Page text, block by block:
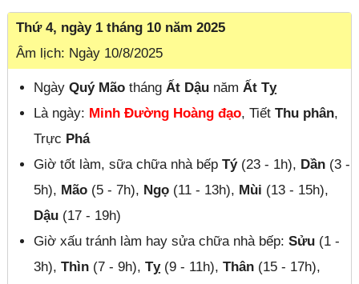
Thứ 4, ngày 1 tháng 10 năm 2025
Âm lịch: Ngày 10/8/2025
NgàyQuý Mão thángẤt Dậu nămẤt Tỵ
Là ngày: Minh Đường Hoàng đạo, TiếtThu phân,
Trực Phá
Giờ tốt làm, sữa chữa nhà bếpTý(23 - 1h), Dần (3 -
5h), Mão (5 - 7h), Ngọ (11 - 13h), Mùi (13 - 15h),
Dậu (17 - 19h)
Giờ xấu tránh làm hay sửa chữa nhà bếp:Sửu (1 -
3h),Thìn (7 - 9h),Tỵ(9 - 11h),Thân (15 - 17h),